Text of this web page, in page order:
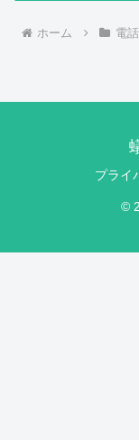
ホーム 電
プライ
©